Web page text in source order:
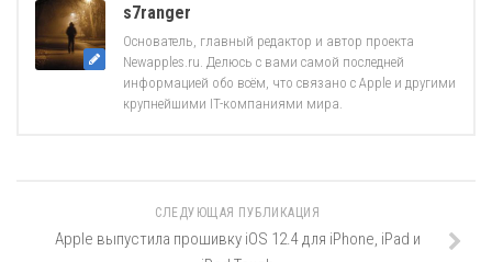
s7ranger
Основатель, главный редактор и автор проекта
Newapples.ru. Делюсь с вами самой последней
информацией обо всём, что связано с Apple и другими
крупнейшими IT-компаниями мира.
СЛЕДУЮЩАЯ ПУБЛИКАЦИЯ
Apple выпустила прошивку iOS 12.4 для iPhone, iPad и